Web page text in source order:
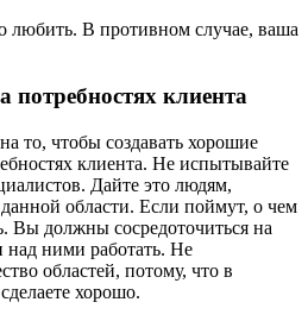
любить. В противном случае, ваша
потребностях клиента
то, чтобы создавать хорошие
клиента. Не испытывайте
Дайте это людям,
области. Если поймут, о чем
Вы должны сосредоточиться на
ними работать. Не
областей, потому, что в
хорошо.